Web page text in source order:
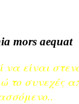
mors aequat
να είναι
το συνεχές